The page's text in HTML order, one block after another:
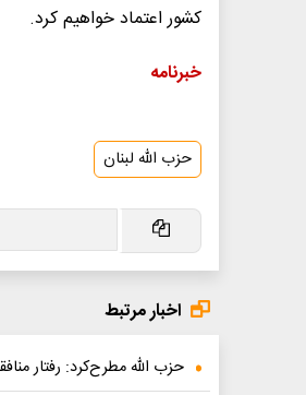
کشور اعتماد خواهیم کرد.
خبرنامه
حزب الله لبنان
اخبار مرتبط
حزب الله مطرح‌کرد: رفتار